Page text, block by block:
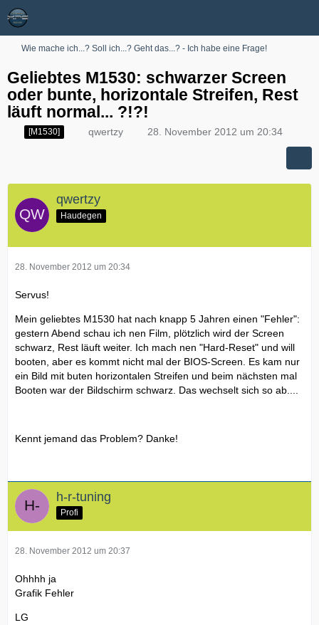
Wie mache ich...? Soll ich...? Geht das...? - Ich habe eine Frage!
Geliebtes M1530: schwarzer Screen
oder bunte, horizontale Streifen, Rest
läuft normal... ?!?!
[M1530] qwertzy 28. November 2012 um 20:34
qwertzy
Haudegen
28. November 2012 um 20:34
Servus!
Mein geliebtes M1530 hat nach knapp 5 Jahren einen "Fehler":
gestern Abend schau ich nen Film, plötzlich wird der Screen
schwarz, Rest läuft weiter. Ich mach nen "Hard-Reset" und will
booten, aber es kommt nicht mal der BIOS-Screen. Es kam nur
ein Bild mit buten horizontalen Streifen und beim nächsten mal
Booten war der Bildschirm schwarz. Das wechselt sich so ab....
Kennt jemand das Problem? Danke!
h-r-tuning
Profi
28. November 2012 um 20:37
Ohhhh ja
Grafik Fehler
LG